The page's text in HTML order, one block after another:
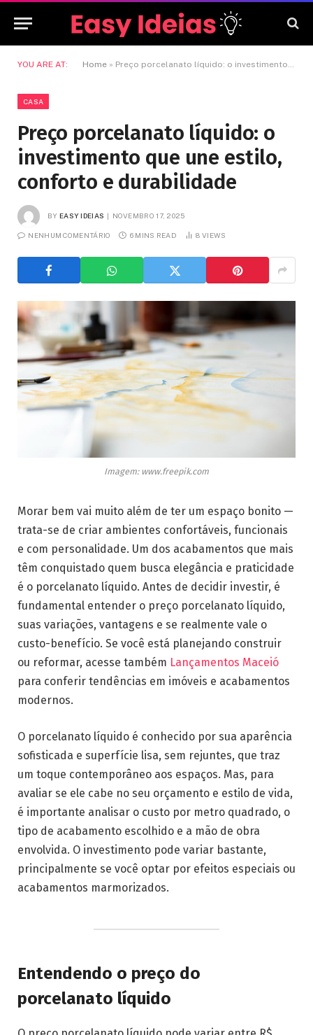
YOU ARE AT: Home » Preço porcelanato líquido: o investimento que une estilo, conforto e durabilidade
CASA
Preço porcelanato líquido: o
investimento que une estilo,
conforto e durabilidade
BY EASY IDEIAS NOVEMBRO 17, 2025
NENHUM COMENTÁRIO 6 MINS READ 8 VIEWS
Imagem: www.freepik.com
Morar bem vai muito além de ter um espaço bonito —
trata-se de criar ambientes confortáveis, funcionais
e com personalidade. Um dos acabamentos que mais
têm conquistado quem busca elegância e praticidade
é o porcelanato líquido. Antes de decidir investir, é
fundamental entender o preço porcelanato líquido,
suas variações, vantagens e se realmente vale o
custo-benefício. Se você está planejando construir
ou reformar, acesse também Lançamentos Maceió
para conferir tendências em imóveis e acabamentos
modernos.
O porcelanato líquido é conhecido por sua aparência
sofisticada e superfície lisa, sem rejuntes, que traz
um toque contemporâneo aos espaços. Mas, para
avaliar se ele cabe no seu orçamento e estilo de vida,
é importante analisar o custo por metro quadrado, o
tipo de acabamento escolhido e a mão de obra
envolvida. O investimento pode variar bastante,
principalmente se você optar por efeitos especiais ou
acabamentos marmorizados.
Entendendo o preço do
porcelanato líquido